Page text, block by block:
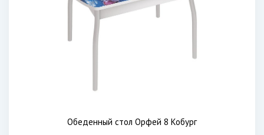
Обеденный стол Орфей 8 Кобург